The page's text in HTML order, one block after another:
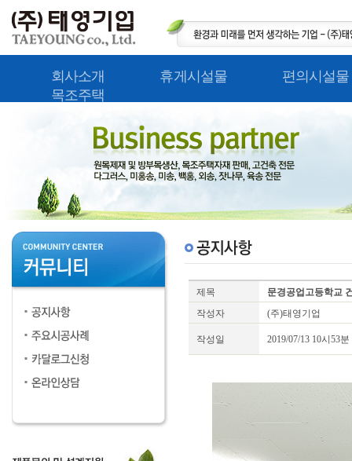
회사소개 휴게시설물
편의시설물
목조주택
제목
문경공업고등학교
작성자
(주)태영기업
작성일 2019/07/13 10시53분